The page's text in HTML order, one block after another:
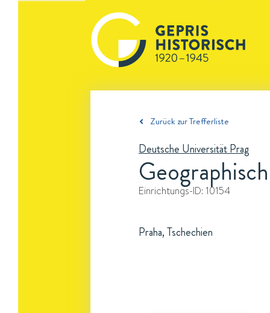
Zurück zur Trefferliste
Deutsche Universität Prag
Einrichtungs-ID: 10154
Praha, Tschechien